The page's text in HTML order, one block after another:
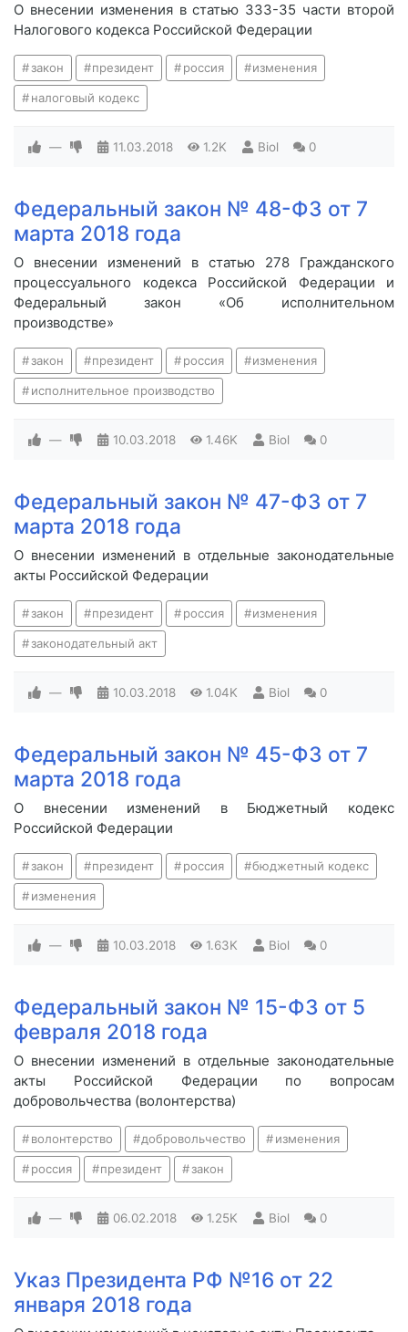
О внесении изменения в статью 333-35 части второй
Налогового кодекса Российской Федерации
закон президент россия изменения
налоговый кодекс
— 11.03.2018 1.2K Biol 0
Федеральный закон № 48-ФЗ от 7
марта 2018 года
О внесении изменений в статью 278 Гражданского
процессуального кодекса Российской Федерации и
Федеральный закон «Об исполнительном
производстве»
закон президент россия изменения
исполнительное производство
— 10.03.2018 1.46K Biol 0
Федеральный закон № 47-ФЗ от 7
марта 2018 года
О внесении изменений в отдельные законодательные
акты Российской Федерации
закон президент россия изменения
законодательный акт
— 10.03.2018 1.04K Biol 0
Федеральный закон № 45-ФЗ от 7
марта 2018 года
О внесении изменений в Бюджетный кодекс
Российской Федерации
закон президент россия бюджетный кодекс
изменения
— 10.03.2018 1.63K Biol 0
Федеральный закон № 15-ФЗ от 5
февраля 2018 года
О внесении изменений в отдельные законодательные
акты Российской Федерации по вопросам
добровольчества (волонтерства)
волонтерство добровольчество изменения
россия президент закон
— 06.02.2018 1.25K Biol 0
Указ Президента РФ №16 от 22
января 2018 года